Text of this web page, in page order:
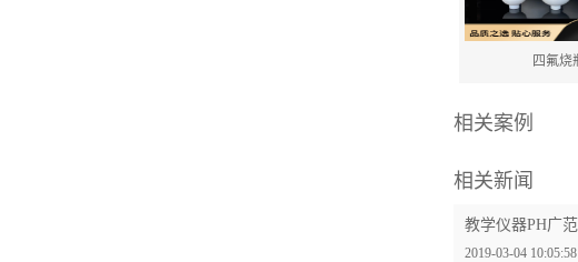
四氟烧
相关案例
相关新闻
教学仪器PH广
2019-03-04 10:05:58